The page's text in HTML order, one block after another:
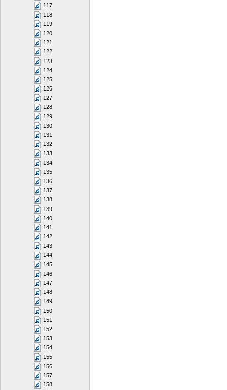
117
118
119
120
121
122
123
124
125
126
127
128
129
130
131
132
133
134
135
136
137
138
139
140
141
142
143
144
145
146
147
148
149
150
151
152
153
154
155
156
157
158